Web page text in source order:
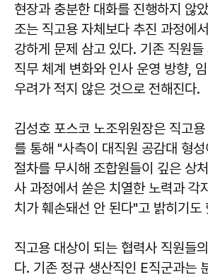
현장과 충분한 대화를 진행하지 않
조는 직고용 자체보다 추진 과정에
강하게 문제 삼고 있다. 기존 직원
직무 체계 변화와 인사 운영 방향,
우려가 적지 않은 것으로 전해진다.
김성호 포스코 노조위원장은 직고
를 통해 "사측이 대직원 공감대 형성
절차를 무시해 조합원들이 깊은 상
사 과정에서 쏟은 치열한 노력과 각
치가 훼손돼선 안 된다"고 밝히기도
직고용 대상이 되는 협력사 직원들
다. 기존 정규 생산직인 E직군과는